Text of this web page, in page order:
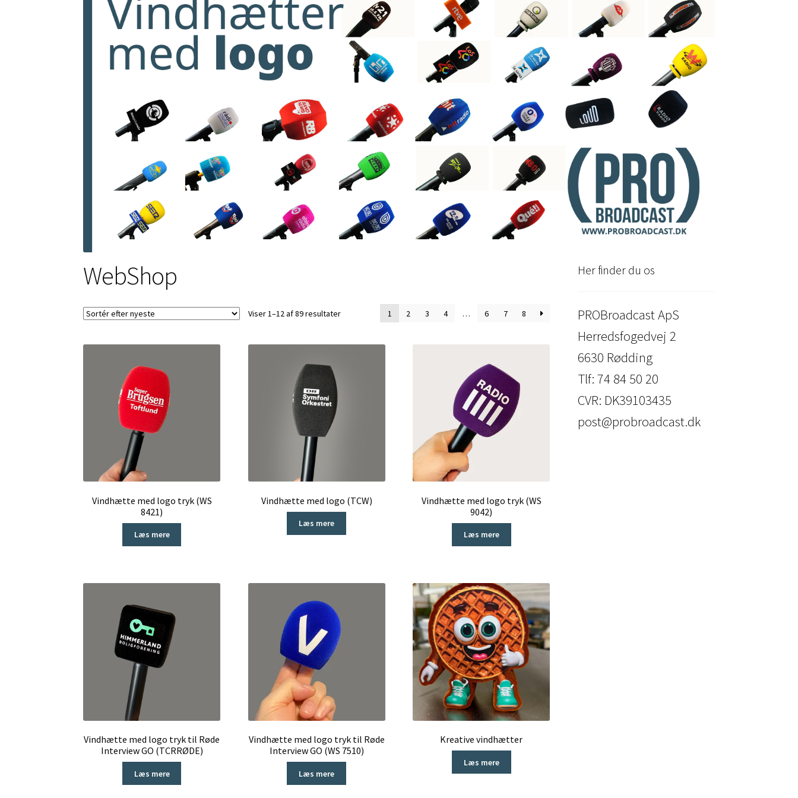
WebShop
Viser 1–12 af 89 resultaterSorteret
1 2 3 4 … 6 7 8
Vindhætte med logo tryk (WS
8421)
Læs mere
Vindhætte med logo (TCW)
Læs mere
Vindhætte med logo tryk (WS
9042)
Læs mere
Vindhætte med logo tryk til Røde
Interview GO (TCRRØDE)
Læs mere
Vindhætte med logo tryk til Røde
Interview GO (WS 7510)
Læs mere
Kreative vindhætter
Læs mere
Her finder du os
PROBroadcast ApS
Herredsfogedvej 2
6630 Rødding
Tlf: 74 84 50 20
CVR: DK39103435
post@probroadcast.dk